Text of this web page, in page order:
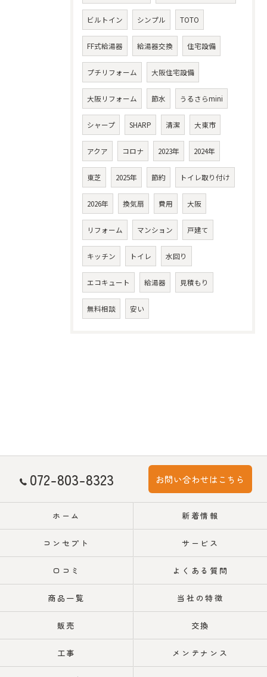
ビルトイン シンプル TOTO
FF式給湯器 給湯器交換 住宅設備
プチリフォーム 大阪住宅設備
大阪リフォーム 節水 うるさらmini
シャープ SHARP 清潔 大東市
アクア コロナ 2023年 2024年
東芝 2025年 節約 トイレ取り付け
2026年 換気扇 費用 大阪
リフォーム マンション 戸建て
キッチン トイレ 水回り
エコキュート 給湯器 見積もり
無料相談 安い
072-803-8323 お問い合わせはこちら
ホーム 新着情報
コンセプト サービス
口コミ よくある質問
商品一覧 当社の特徴
販売 交換
工事 メンテナンス